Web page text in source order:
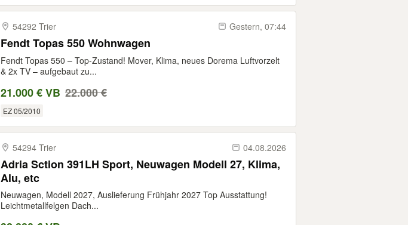
54292 Trier Gestern, 07:44
Fendt Topas 550 Wohnwagen
Fendt Topas 550 – Top-Zustand! Mover, Klima, neues Dorema Luftvorzelt
& 2x TV – aufgebaut zu...
21.000 € VB 22.000 €
EZ 05/2010
54294 Trier 04.08.2026
Adria Sction 391LH Sport, Neuwagen Modell 27, Klima,
Alu, etc
Neuwagen, Modell 2027, Auslieferung Frühjahr 2027 Top Ausstattung!
Leichtmetallfelgen Dach...